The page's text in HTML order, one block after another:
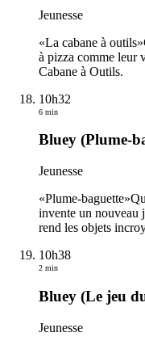
Jeunesse
«La cabane à
à pizza comme leur
Cabane à Outils.
10h32
6 min
Bluey (Plume-
Jeunesse
«Plume-
invente un nouveau
rend les objets
10h38
2 min
Bluey (Le jeu
Jeunesse